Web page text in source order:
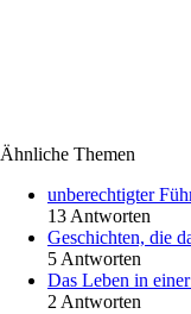
Ähnliche Themen
unberechtigter
13 Antworten
Geschichten, die
5 Antworten
Das Leben in
2 Antworten